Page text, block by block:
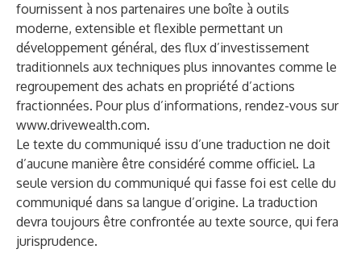
fournissent à nos partenaires une boîte à outils
moderne, extensible et flexible permettant un
développement général, des flux d’investissement
traditionnels aux techniques plus innovantes comme le
regroupement des achats en propriété d’actions
fractionnées. Pour plus d’informations, rendez-vous sur
www.drivewealth.com.
Le texte du communiqué issu d’une traduction ne doit
d’aucune manière être considéré comme officiel. La
seule version du communiqué qui fasse foi est celle du
communiqué dans sa langue d’origine. La traduction
devra toujours être confrontée au texte source, qui fera
jurisprudence.